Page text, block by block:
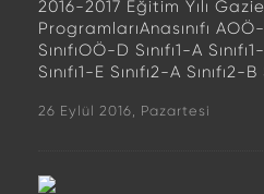
2016-2017 Eğitim Yılı
ProgramlarıAnasınıfı
SınıfıOÖ-D Sınıfı1-A
Sınıfı1-E Sınıfı2-A Sınıfı2-
26 Eylül 2016, Pazartesi